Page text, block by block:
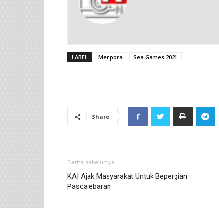
LABEL Menpora Sea Games 2021
Share
Berita sebelumya
KAI Ajak Masyarakat Untuk Bepergian
Pascalebaran